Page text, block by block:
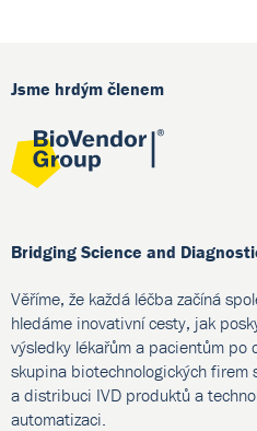
Jsme hrdým členem
Bridging Science and
Věříme, že každá léčba začíná
hledáme inovativní cesty, jak
výsledky lékařům a pacientům po
skupina biotechnologických firem
a distribuci IVD produktů a
automatizaci.